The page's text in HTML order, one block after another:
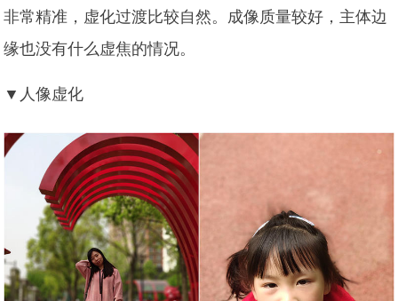
非常精准，虚化过渡比较自然。成像质量较好，主体边
缘也没有什么虚焦的情况。
▼人像虚化